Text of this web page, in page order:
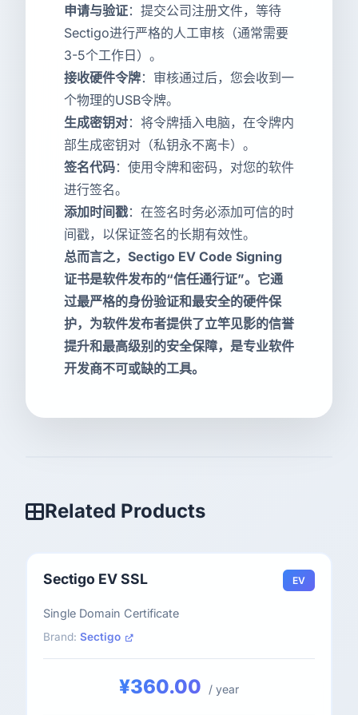
申请与验证：提交公司注册文件，等待
Sectigo进行严格的人工审核（通常需要
3-5个工作日）。
接收硬件令牌：审核通过后，您会收到一
个物理的USB令牌。
生成密钥对：将令牌插入电脑，在令牌内
部生成密钥对（私钥永不离卡）。
签名代码：使用令牌和密码，对您的软件
进行签名。
添加时间戳：在签名时务必添加可信的时
间戳，以保证签名的长期有效性。
总而言之，Sectigo EV Code Signing
证书是软件发布的“信任通行证”。它通
过最严格的身份验证和最安全的硬件保
护，为软件发布者提供了立竿见影的信誉
提升和最高级别的安全保障，是专业软件
开发商不可或缺的工具。
Related Products
Sectigo EV SSL EV
Single Domain Certificate
Brand: Sectigo
¥360.00 / year